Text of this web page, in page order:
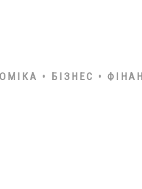
• БІЗНЕС •